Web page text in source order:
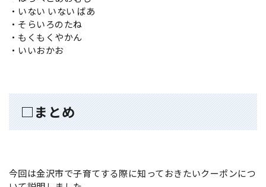
・いない いない ばあ
・そらいろのたね
・もくもくやかん
・いいおかお
□まとめ
今回は金沢市で子育てする際に知っておきたいクーポンにつ